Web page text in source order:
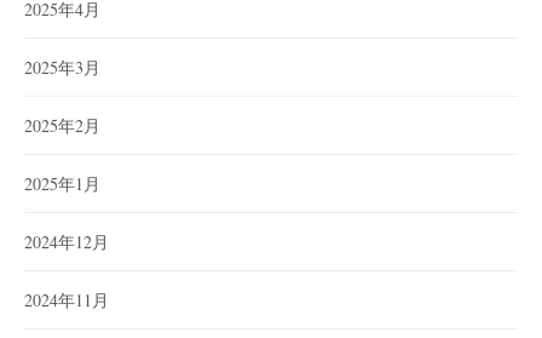
2025年4月
2025年3月
2025年2月
2025年1月
2024年12月
2024年11月